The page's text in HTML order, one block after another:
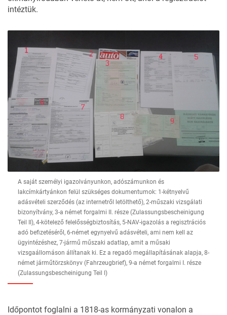
intéztük.
A saját személyi igazolványunkon, adószámunkon és
lakcímkártyánkon felül szükséges dokumentumok: 1-kétnyelvű
adásvételi szerződés (az internetről letölthető), 2-műszaki vizsgálati
bizonyítvány, 3-a német forgalmi II. része (Zulassungsbescheinigung
Teil II), 4-kötelező felelősségbiztosítás, 5-NAV-igazolás a regisztrációs
adó befizetéséről, 6-német egynyelvű adásvételi, ami nem kell az
ügyintézéshez, 7-jármű műszaki adatlap, amit a műsaki
vizsgaállomáson állítanak ki. Ez a regadó megállapításának alapja, 8-
német járműtörzskönyv (Fahrzeugbrief), 9-a német forgalmi I. része
(Zulassungsbescheinigung Teil I)
Időpontot foglalni a 1818-as kormányzati vonalon a